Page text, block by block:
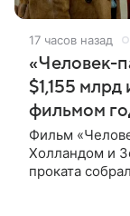
17 часов назад
«Человек-
$1,155
фильмом
Фильм
Холландом и
проката